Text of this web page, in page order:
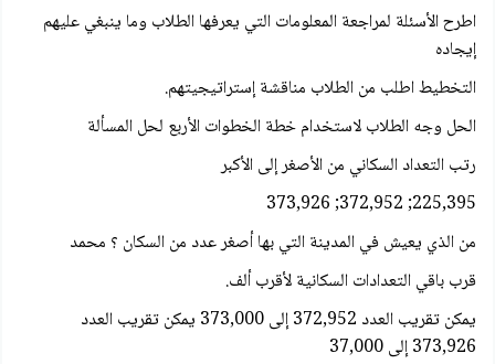
اطرح الأسئلة لمراجعة المعلومات التي يعرفها الطلاب وما ينبغي عليهم
إيجاده
التخطيط اطلب من الطلاب مناقشة إستراتيجيتهم.
الحل وجه الطلاب لاستخدام خطة الخطوات الأربع لحل المسألة
رتب التعداد السكاني من الأصغر إلى الأكبر
225,395; 372,952; 373,926
من الذي يعيش في المدينة التي بها أصغر عدد من السكان ؟ محمد
قرب باقي التعدادات السكانية لأقرب ألف.
يمكن تقريب العدد 372,952 إلى 373,000 يمکن تقريب العدد
373,926 إلى 37,000